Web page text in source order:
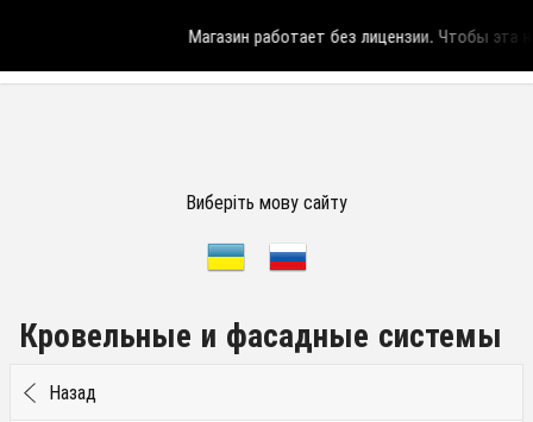
Магазин работает без лицензии.Чтобы эта
Виберіть мову сайту
Кровельные и фасадные системы
Назад